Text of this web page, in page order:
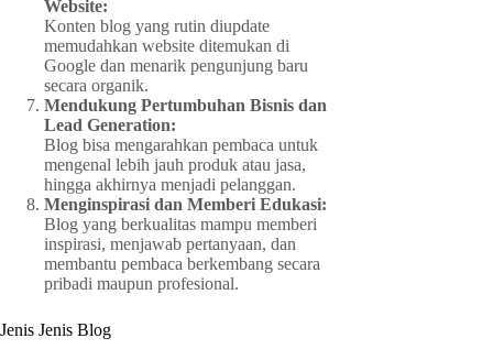
Website:
Konten blog yang rutin diupdate
memudahkan website ditemukan di
Google dan menarik pengunjung baru
secara organik.
Mendukung Pertumbuhan Bisnis dan
Lead Generation:
Blog bisa mengarahkan pembaca untuk
mengenal lebih jauh produk atau jasa,
hingga akhirnya menjadi pelanggan.
Menginspirasi dan Memberi Edukasi:
Blog yang berkualitas mampu memberi
inspirasi, menjawab pertanyaan, dan
membantu pembaca berkembang secara
pribadi maupun profesional.
Jenis Jenis Blog